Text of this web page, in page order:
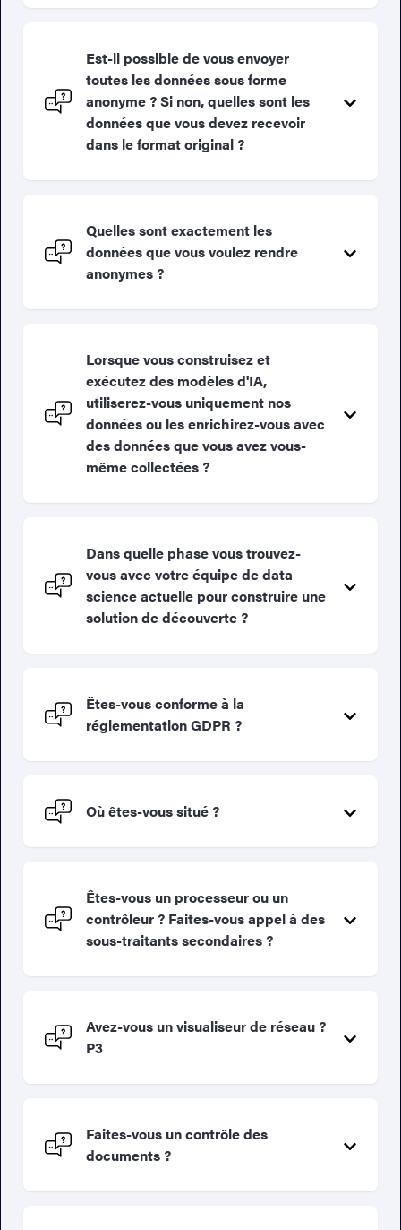
Est-il possible de vous envoyer
toutes les données sous forme
anonyme ? Si non, quelles sont les
données que vous devez recevoir
dans le format original ?
Quelles sont exactement les
données que vous voulez rendre
anonymes ?
Lorsque vous construisez et
exécutez des modèles d'IA,
utiliserez-vous uniquement nos
données ou les enrichirez-vous avec
des données que vous avez vous-
même collectées ?
Dans quelle phase vous trouvez-
vous avec votre équipe de data
science actuelle pour construire une
solution de découverte ?
Êtes-vous conforme à la
réglementation GDPR ?
Où êtes-vous situé ?
Êtes-vous un processeur ou un
contrôleur ? Faites-vous appel à des
sous-traitants secondaires ?
Avez-vous un visualiseur de réseau ?
P3
Faites-vous un contrôle des
documents ?